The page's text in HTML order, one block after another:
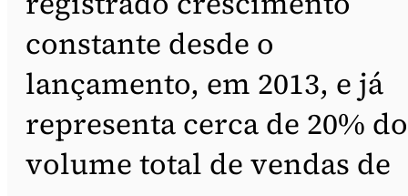
constante desde o
lançamento, em 2013, e já
representa cerca de 20% do
volume total de vendas de